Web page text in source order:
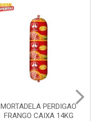
MORTADELA PERDIGAO
FRANGO CAIXA 14KG